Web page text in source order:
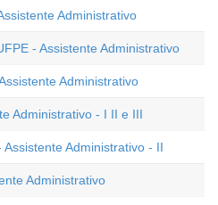
Administrativo
- Assistente Administrativo
Administrativo
Administrativo - I II e III
Administrativo - II
Administrativo